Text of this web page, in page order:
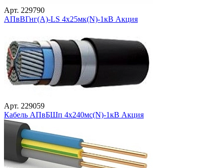
Арт. 229790
АПвВГнг(А)-LS 4х25мк(N)-1кВ Акция
Арт. 229059
Кабель АПвБШп 4х240мс(N)-1кВ Акция